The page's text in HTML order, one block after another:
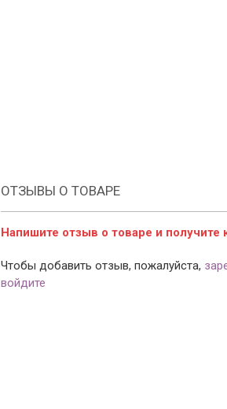
ОТЗЫВЫ О ТОВАРЕ
Напишите отзыв о товаре и получите
Чтобы добавить отзыв, пожалуйста,
войдите